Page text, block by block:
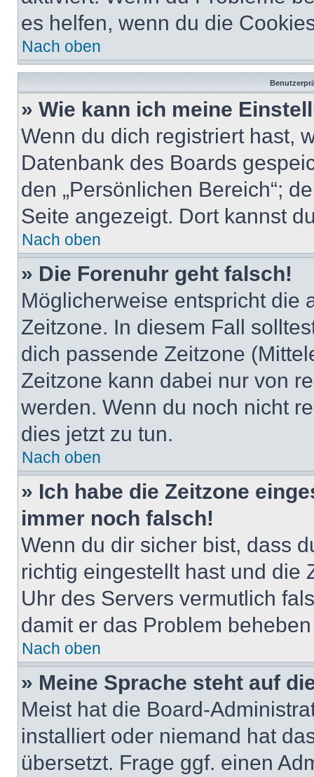
es helfen, wenn du die
Nach oben
» Wie kann ich meine
Wenn du dich registriert hast,
Datenbank des Boards
den „Persönlichen Bereich“;
Seite angezeigt. Dort kannst
Nach oben
» Die Forenuhr geht falsch!
Möglicherweise entspricht die
Zeitzone. In diesem Fall
dich passende Zeitzone
Zeitzone kann dabei nur von
werden. Wenn du noch nicht
dies jetzt zu tun.
Nach oben
» Ich habe die Zeitzone
immer noch falsch!
Wenn du dir sicher bist, dass
richtig eingestellt hast und die
Uhr des Servers vermutlich
damit er das Problem
Nach oben
» Meine Sprache steht auf
Meist hat die Board-
installiert oder niemand hat
übersetzt. Frage ggf. einen